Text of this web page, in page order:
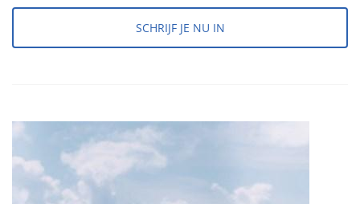
SCHRIJF JE NU IN